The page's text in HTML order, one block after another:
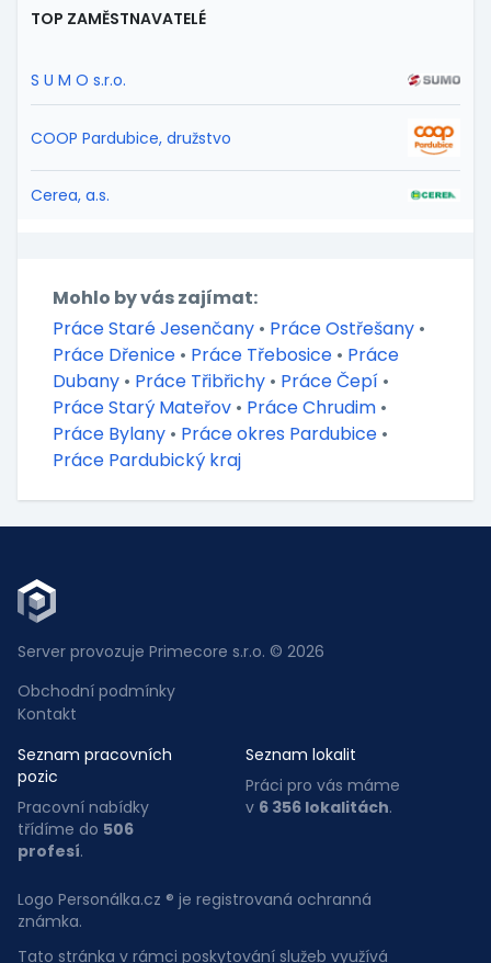
TOP ZAMĚSTNAVATELÉ
S U M O s.r.o.
COOP Pardubice, družstvo
Cerea, a.s.
Mohlo by vás zajímat:
Práce Staré Jesenčany • Práce Ostřešany •
Práce Dřenice • Práce Třebosice • Práce
Dubany • Práce Třibřichy • Práce Čepí •
Práce Starý Mateřov • Práce Chrudim •
Práce Bylany • Práce okres Pardubice •
Práce Pardubický kraj
Server provozuje Primecore s.r.o. © 2026
Obchodní podmínky
Kontakt
Seznam pracovních
pozic
Pracovní nabídky
třídíme do 506
profesí.
Seznam lokalit
Práci pro vás máme
v 6 356 lokalitách.
Logo Personálka.cz ® je registrovaná ochranná
známka.
Tato stránka v rámci poskytování služeb využívá